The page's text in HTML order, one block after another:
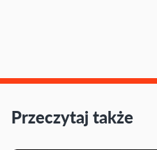
Przeczytaj także